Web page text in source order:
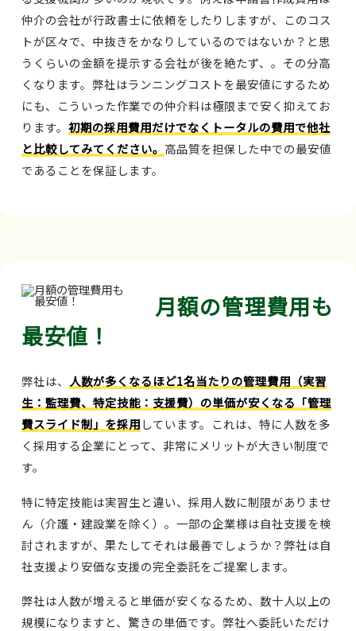
仲介の会社が行政書士に依頼をしたりしますが、このコス
トが区々で、中抜きをかなりしているのではないか？と思
うくらいの金額を提示する会社が後を絶たず、。その分高
くなります。弊社はランニングコストを最安値にするため
にも、こういった作業での仲介料は極限まで安く抑えてお
ります。 初期の採用費用だけでなくトータルの費用で他社
と比較してみてください。 高品質を担保した中での最安値
であることを保証します。
月額の管理費用も
最安値！
弊社は、 人数が多くなるほど1名当たりの管理費用（実習
生：監理費、特定技能：支援費）の単価が安くなる「管理
費スライド制」を採用しています。これは、特に人数を多
く採用する企業にとって、非常にメリットが大きい制度で
す。
特に特定技能は実習生と違い、採用人数に制限がありませ
ん（介護・建設業を除く）。一部の企業様は自社支援を検
討されますが、果たしてそれは最善でしょうか？弊社は自
社支援より安価な支援の完全委託をご提案します。
弊社は人数が増えると単価が安くなるため、数十人以上の
規模になりますと、驚きの単価です。弊社へ委託いただけ